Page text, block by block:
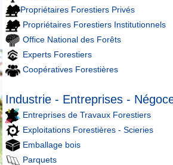
Propriétaires Forestiers Privés
Propriétaires Forestiers Institutionnels
Office National des Forêts
Experts Forestiers
Coopératives Forestières
Industrie - Entreprises -
Entreprises de Travaux Forestiers
Exploitations Forestières - Scieries
Emballage bois
Parquets